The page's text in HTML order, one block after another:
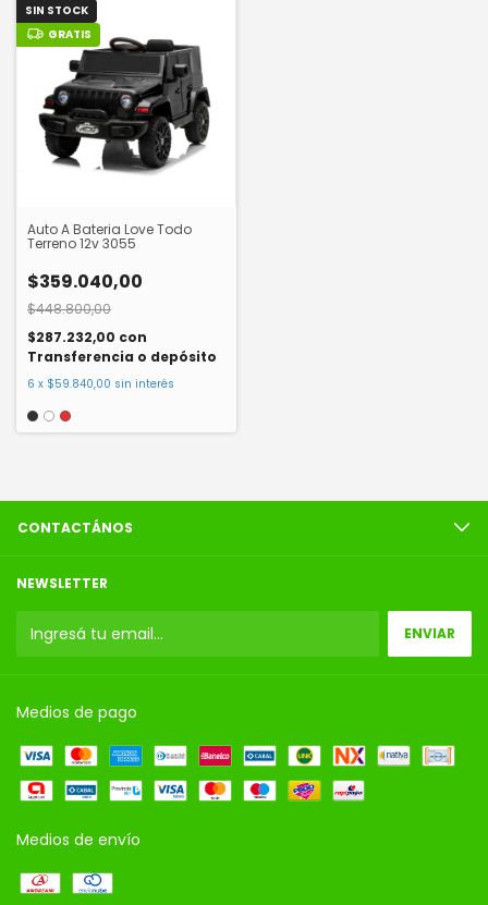
SIN STOCK
GRATIS
Auto A Bateria Love Todo
Terreno 12v 3055
$359.040,00
$448.800,00
$287.232,00 con
Transferencia o depósito
6 x $59.840,00 sin interés
CONTACTÁNOS
NEWSLETTER
Medios de pago
Medios de envío